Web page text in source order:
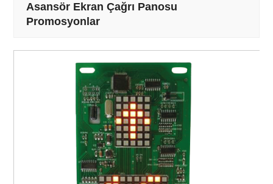
Asansör Ekran Çağrı Panosu
Promosyonlar